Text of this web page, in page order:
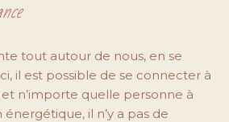
tout autour de nous, en se
il est possible de se connecter à
n’importe quelle personne à
il n’y a pas de